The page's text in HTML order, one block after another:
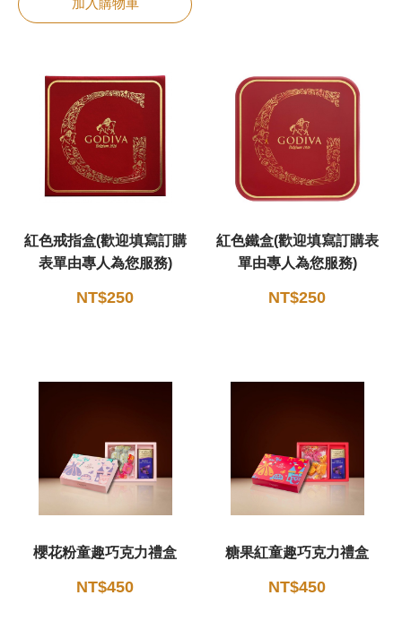
加入購物車
紅色戒指盒(歡迎填寫訂購
表單由專人為您服務)
NT$250
紅色鐵盒(歡迎填寫訂購表
單由專人為您服務)
NT$250
櫻花粉童趣巧克力禮盒
NT$450
糖果紅童趣巧克力禮盒
NT$450